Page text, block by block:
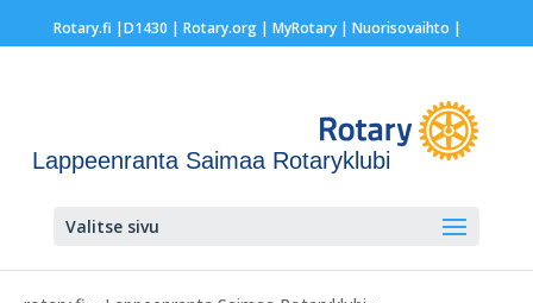
Rotary.fi |D1430 | Rotary.org| MyRotary | Nuorisovaihto |
Lappeenranta Saimaa Rotaryklubi
Valitse sivu